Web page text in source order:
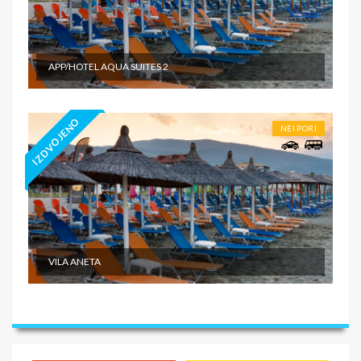
APP/HOTEL AQUA SUITES 2
IZDVOJENO NEI PORI
VILA ANETA